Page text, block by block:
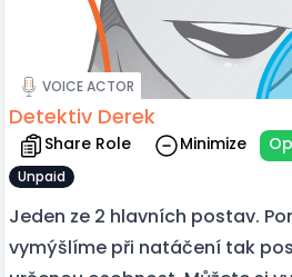
VOICE ACTOR
Detektiv Derek
Share Role Minimize
Unpaid
Jeden ze 2 hlavních postav.
vymýšlíme při natáčení tak